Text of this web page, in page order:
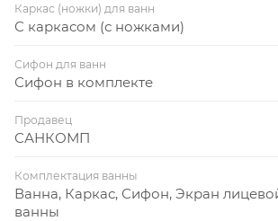
Каркас (ножки) для ванн
С каркасом (с ножками)
Сифон для ванн
Сифон в комплекте
Продавец
САНКОМП
Комплектация ванны
Ванна, Каркас, Сифон, Экран
ванны